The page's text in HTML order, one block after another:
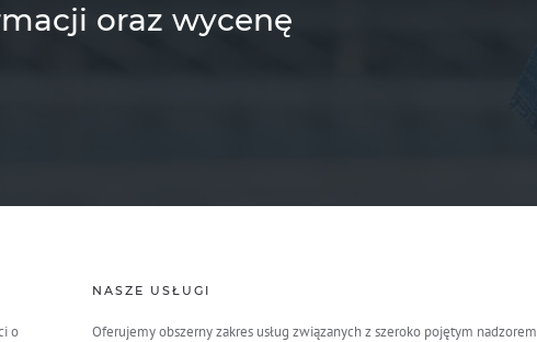
oraz wycenę
o
NASZE USŁUGI
Oferujemy obszerny zakres usług związanych z szeroko pojętym nadzorem